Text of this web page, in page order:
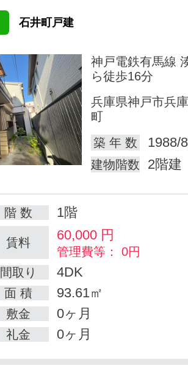
石井町戸建
神戸電鉄有馬線
ら徒歩16分
兵庫県神戸市兵
町
築 年 数
1988/
建物階数 2階建
階 数 1階
賃料 60,000 円
管理費等： 0円
間取り
4DK
面 積 93.61㎡
敷金 0ヶ月
礼金 0ヶ月